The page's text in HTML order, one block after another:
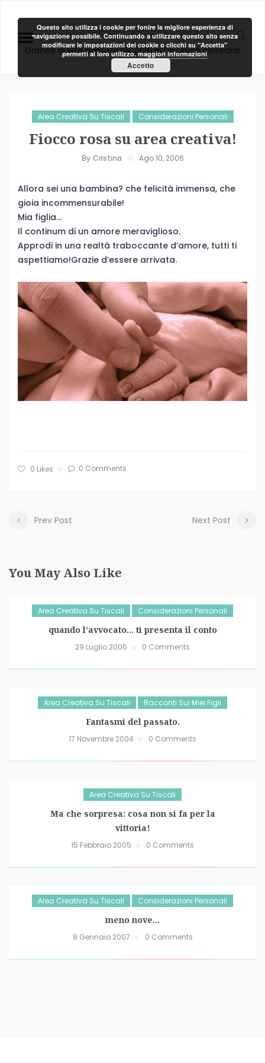
Area Creativa
Granelli di vita passata raccolti in un unica clessidra!
Area Creativa Su Tiscali Considerazioni Personali
Fiocco rosa su area creativa!
By Cristina Ago 10, 2006
Allora sei una bambina? che felicità immensa, che
gioia incommensurabile!
Mia figlia…
Il continum di un amore meraviglioso.
Approdi in una realtà traboccante d’amore, tutti ti
aspettiamo!Grazie d’essere arrivata.
0 Likes 0 Comments
Prev Post Next Post
You May Also Like
Area Creativa Su Tiscali Considerazioni Personali
quando l’avvocato… ti presenta il conto
29 Luglio 2006 0 Comments
Area Creativa Su Tiscali Racconti Sui Miei Figli
Fantasmi del passato.
17 Novembre 2004 0 Comments
Area Creativa Su Tiscali
Ma che sorpresa: cosa non si fa per la
vittoria!
15 Febbraio 2005 0 Comments
Area Creativa Su Tiscali Considerazioni Personali
meno nove…
8 Gennaio 2007 0 Comments
Questo sito utilizza i cookie per fonire la migliore esperienza di
navigazione possibile. Continuando a utilizzare questo sito senza
modificare le impostazioni dei cookie o clicchi su "Accetta"
permetti al loro utilizzo.maggiori informazioni
Accetto